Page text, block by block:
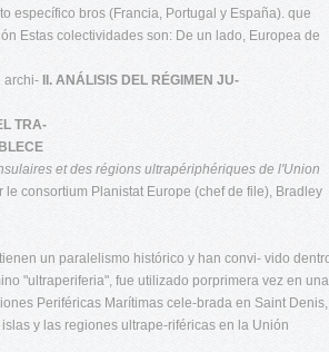
específico bros (Francia, Portugal y España). que
Estas colectividades son: De un lado, Europea de
archi-
II. ANÁLISIS DEL RÉGIMEN JU-
TRA-
et des régions ultrapériphériques de l'Union
le consortium Planistat Europe (chef de file), Bradley
un paralelismo histórico y han convi- vido
"ultraperiferia", fue utilizado porprimera vez en una
Periféricas Marítimas cele-brada en Saint Denis,
y las regiones ultrape-riféricas en la Unión